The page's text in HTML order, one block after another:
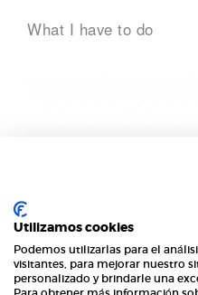
What I have to do
Utilizamos cookies
Podemos utilizarlas para el
visitantes, para mejorar nuestro
personalizado y brindarle una